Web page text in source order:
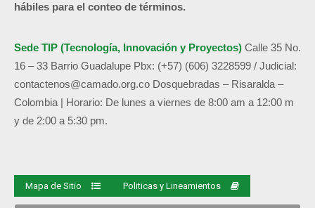
hábiles para el conteo de términos.
Sede TIP (Tecnología, Innovación y Proyectos) Calle 35 No.
16 – 33 Barrio Guadalupe Pbx: (+57) (606) 3228599 / Judicial:
contactenos@camado.org.co Dosquebradas – Risaralda –
Colombia | Horario: De lunes a viernes de 8:00 am a 12:00 m
y de 2:00 a 5:30 pm.
Mapa de Sitio Politicas y Lineamientos